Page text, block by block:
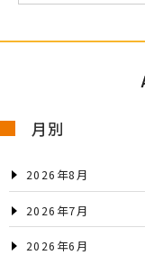
月別
2026年8月
2026年7月
2026年6月